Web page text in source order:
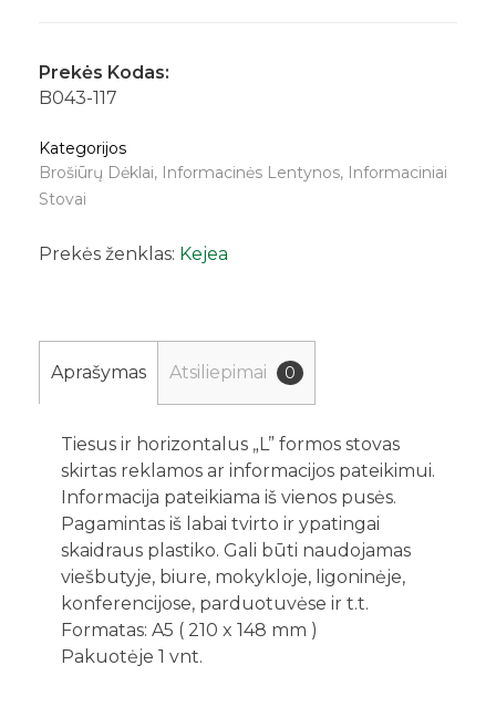
Prekės Kodas:
B043-117
Kategorijos
Brošiūrų Dėklai, Informacinės Lentynos, Informaciniai
Stovai
Prekės ženklas: Kejea
Aprašymas Atsiliepimai 0
Tiesus ir horizontalus „L” formos stovas
skirtas reklamos ar informacijos pateikimui.
Informacija pateikiama iš vienos pusės.
Pagamintas iš labai tvirto ir ypatingai
skaidraus plastiko. Gali būti naudojamas
viešbutyje, biure, mokykloje, ligoninėje,
konferencijose, parduotuvėse ir t.t.
Formatas: A5 ( 210 x 148 mm )
Pakuotėje 1 vnt.